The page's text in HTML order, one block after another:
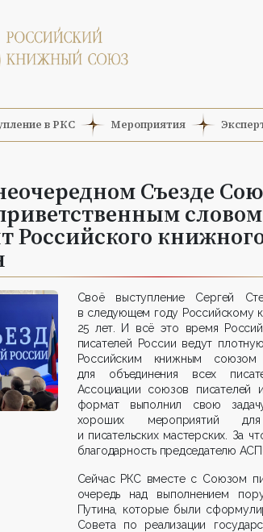
в РКС Мероприятия
Съезде
Российского
Своё выступление Сергей
в следующем году Российскому
25 лет. И всё это время
писателей России ведут
Российским книжным
для объединения всех
Ассоциации союзов писателей
формат выполнил свою
хороших мероприятий
и писательских мастерских. За
благодарность председателю
Сейчас РКС вместе с Союзом
очередь над выполнением
Путина, которые были
Совета по реализации